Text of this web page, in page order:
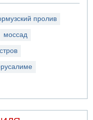
пролив
моссад